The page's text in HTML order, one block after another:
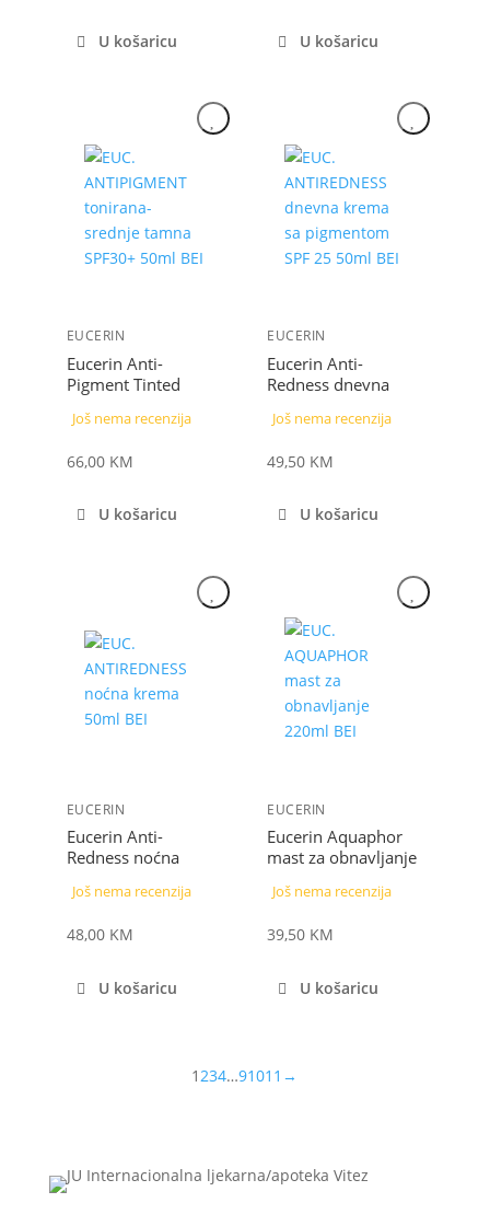
U košaricu U košaricu
EUCERIN
Eucerin Anti-
Pigment Tinted
tamna tonirana
Još nema recenzija
66,00 KM
U košaricu
EUCERIN
Eucerin Anti-
Redness dnevna
crvenila sa zelenim
30+, 50 ml
Još nema recenzija
49,50 KM
U košaricu
EUCERIN
Eucerin Anti-
Redness noćna
crvenila 50 ml
Još nema recenzija
48,00 KM
U košaricu
EUCERIN
Eucerin Aquaphor
mast za obnavljanje
Još nema recenzija
39,50 KM
U košaricu
1234…91011 →